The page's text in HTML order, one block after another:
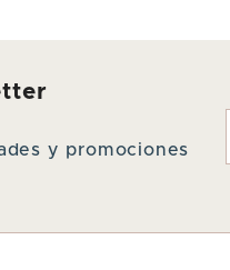
y promociones